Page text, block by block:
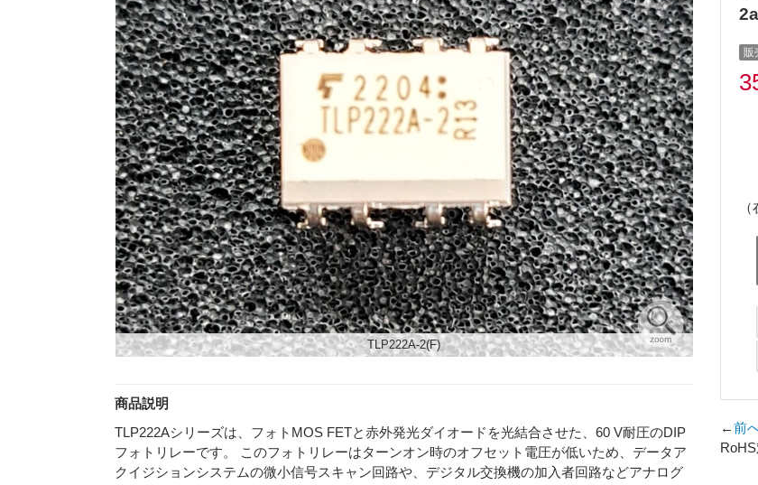
TLP222A-2(F)
商品説明
TLP222Aシリーズは、フォトMOS FETと赤外発光ダイオードを光結合させた、60 V耐圧のDIP
フォトリレーです。 このフォトリレーはターンオン時のオフセット電圧が低いため、データア
クイジションシステムの微小信号スキャン回路や、デジタル交換機の加入者回路などアナログ
販
←前